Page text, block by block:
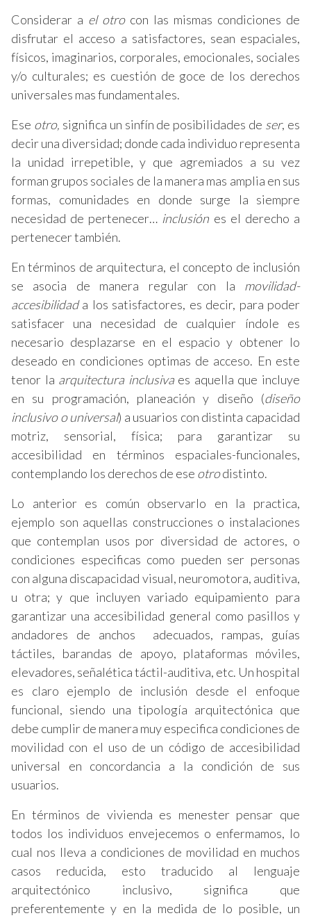
Considerar a el otro con las mismas condiciones de
disfrutar el acceso a satisfactores, sean espaciales,
físicos, imaginarios, corporales, emocionales, sociales
y/o culturales; es cuestión de goce de los derechos
universales mas fundamentales.
Ese otro, significa un sinfín de posibilidades de ser, es
decir una diversidad; donde cada individuo representa
la unidad irrepetible, y que agremiados a su vez
forman grupos sociales de la manera mas amplia en sus
formas, comunidades en donde surge la siempre
necesidad de pertenecer… inclusión es el derecho a
pertenecer también.
En términos de arquitectura, el concepto de inclusión
se asocia de manera regular con la movilidad-
accesibilidada los satisfactores, es decir, para poder
satisfacer una necesidad de cualquier índole es
necesario desplazarse en el espacio y obtener lo
deseado en condiciones optimas de acceso. En este
tenor la arquitectura inclusiva es aquella que incluye
en su programación, planeación y diseño (diseño
inclusivo o universal) a usuarios con distinta capacidad
motriz, sensorial, física; para garantizar su
accesibilidad en términos espaciales-funcionales,
contemplando los derechos de ese otrodistinto.
Lo anterior es común observarlo en la practica,
ejemplo son aquellas construcciones o instalaciones
que contemplan usos por diversidad de actores, o
condiciones especificas como pueden ser personas
con alguna discapacidad visual, neuromotora, auditiva,
u otra; y que incluyen variado equipamiento para
garantizar una accesibilidad general como pasillos y
andadores de anchos adecuados, rampas, guías
táctiles, barandas de apoyo, plataformas móviles,
elevadores, señalética táctil-auditiva, etc. Un hospital
es claro ejemplo de inclusión desde el enfoque
funcional, siendo una tipología arquitectónica que
debe cumplir de manera muy especifica condiciones de
movilidad con el uso de un código de accesibilidad
universal en concordancia a la condición de sus
usuarios.
En términos de vivienda es menester pensar que
todos los individuos envejecemos o enfermamos, lo
cual nos lleva a condiciones de movilidad en muchos
casos reducida, esto traducido al lenguaje
arquitectónico inclusivo, significa que
preferentemente y en la medida de lo posible, un